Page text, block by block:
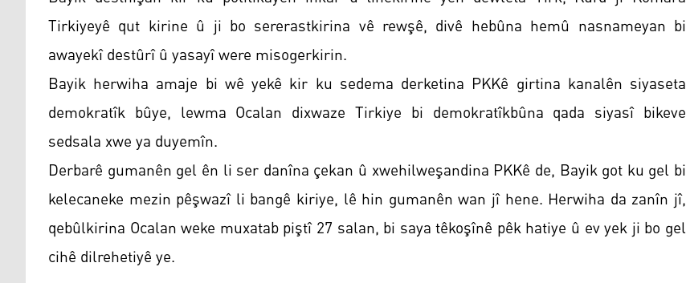
Tirkiyeyê qut kirine û ji bo sererastkirina vê rewşê, divê hebûna hemû nasnameyan bi
awayekî destûrî û yasayî were misogerkirin.
Bayik herwiha amaje bi wê yekê kir ku sedema derketina PKKê girtina kanalên siyaseta
demokratîk bûye, lewma Ocalan dixwaze Tirkiye bi demokratîkbûna qada siyasî bikeve
sedsala xwe ya duyemîn.
Derbarê gumanên gel ên li ser danîna çekan û xwehilweşandina PKKê de, Bayik got ku gel bi
kelecaneke mezin pêşwazî li bangê kiriye, lê hin gumanên wan jî hene. Herwiha da zanîn jî,
qebûlkirina Ocalan weke muxatab piştî 27 salan, bi saya têkoşînê pêk hatiye û ev yek ji bo gel
cihê dilrehetiyê ye.